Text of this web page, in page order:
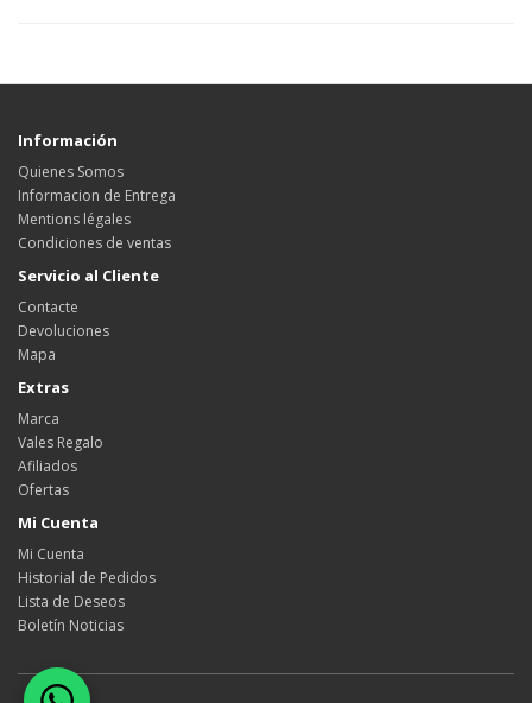
Información
Quienes Somos
Informacion de Entrega
Mentions légales
Condiciones de ventas
Servicio al Cliente
Contacte
Devoluciones
Mapa
Extras
Marca
Vales Regalo
Afiliados
Ofertas
Mi Cuenta
Mi Cuenta
Historial de Pedidos
Lista de Deseos
Boletín Noticias